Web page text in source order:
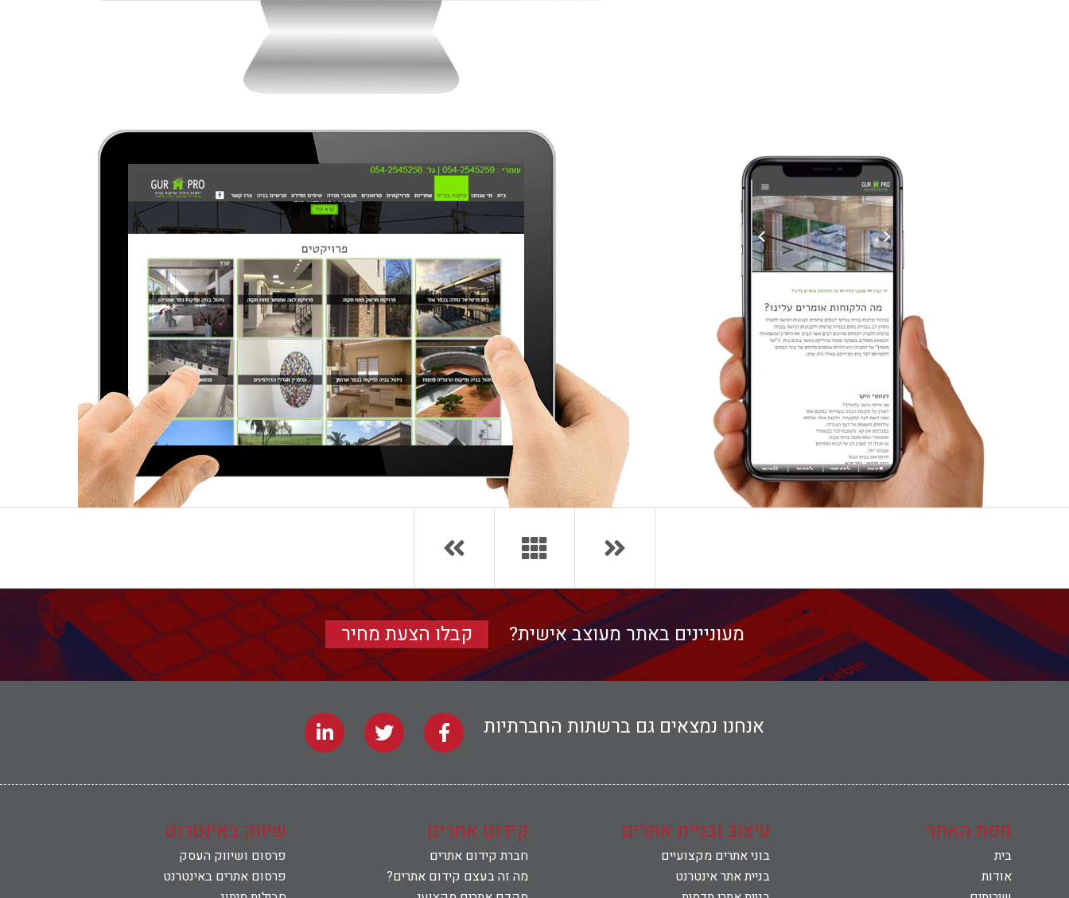
מעוניינים באתר מעוצב אישית? קבלו הצעת מחיר
אנחנו נמצאים גם ברשתות החברתיות
מפת האתר
בית
אודות
עיצוב ובניית אתרים
בוני אתרים מקצועיים
בניית אתר אינטרנט
קידום אתרים
חברת קידום אתרים
מה זה בעצם קידום אתרים?
שיווק באינטרנט
פרסום ושיווק העסק
פרסום אתרים באינטרנט